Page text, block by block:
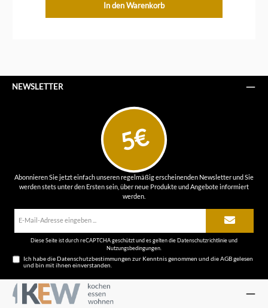
In den Warenkorb
NEWSLETTER
5€
Abonnieren Sie jetzt einfach unseren regelmäßig erscheinenden Newsletter und Sie
werden stets unter den Ersten sein, über neue Produkte und Angebote informiert
werden.
Diese Seite ist durch reCAPTCHA geschützt und es gelten dieDatenschutzrichtlinieund
Nutzungsbedingungen
Ich habe dieDatenschutzbestimmungen zur Kenntnis genommen und dieAGBgelesen
und bin mit ihnen einverstanden.